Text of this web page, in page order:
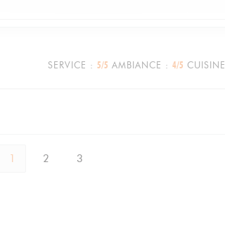
SERVICE : 5/5 AMBIANCE : 4/5 CUISINE
1 2 3